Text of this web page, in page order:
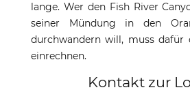
lange. Wer den Fish River
seiner Mündung in den
durchwandern will, muss dafür
einrechnen.
Kontakt zur